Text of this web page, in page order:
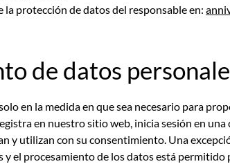
la protección de datos del responsable en:
de datos
en la medida en que sea necesario para
en nuestro sitio web, inicia sesión en
y utilizan con su consentimiento. Una
el procesamiento de los datos está permitido